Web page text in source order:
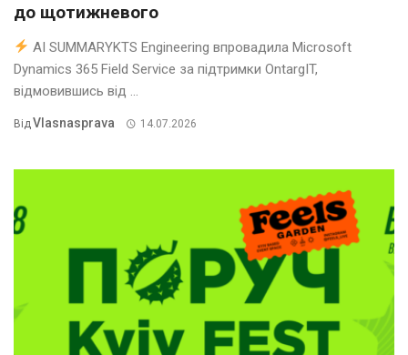
до щотижневого
AI SUMMARYKTS Engineering впровадила Microsoft
Dynamics 365 Field Service за підтримки OntargIT,
відмовившись від ...
ВідVlasnasprava 14.07.2026